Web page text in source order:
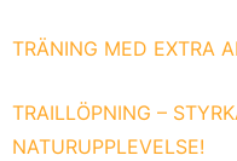
TRÄNING MED EXTRA
TRAILLÖPNING –
NATURUPPLEVELSE!